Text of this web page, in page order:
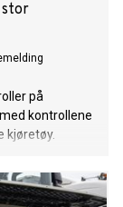
på
kontrollene
kjøretøy.